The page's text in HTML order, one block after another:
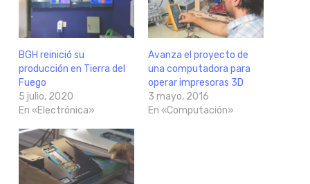
BGH reinició su
producción en Tierra del
Fuego
5 julio, 2020
En «Electrónica»
Avanza el proyecto de
una computadora para
operar impresoras 3D
3 mayo, 2016
En «Computación»